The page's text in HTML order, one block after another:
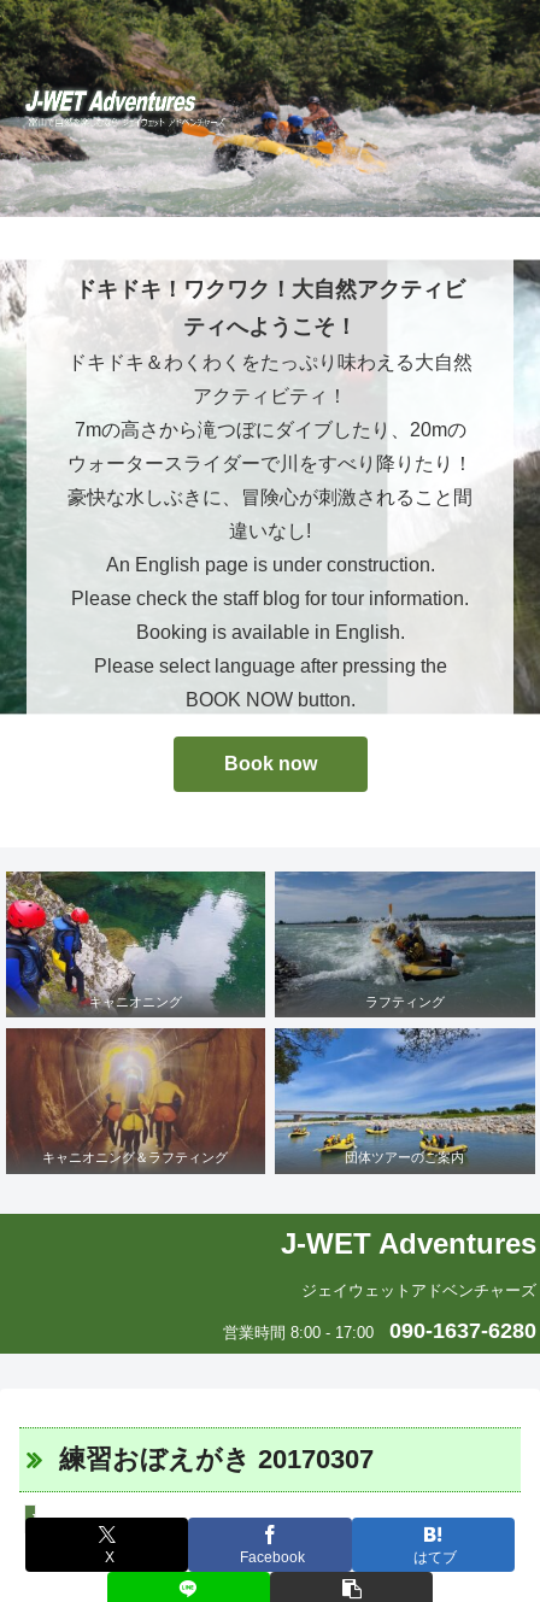
ドキドキ！ワクワク！大自然アクティビ
ティへようこそ！
ドキドキ＆わくわくをたっぷり味わえる大自然
アクティビティ！
7mの高さから滝つぼにダイブしたり、20mの
ウォータースライダーで川をすべり降りたり！
豪快な水しぶきに、冒険心が刺激されること間
違いなし!
An English page is under construction.
Please check the staff blog for tour information.
Booking is available in English.
Please select language after pressing the
BOOK NOW button.
Book now
キャニオニング ラフティング
キャニオニング＆ラフティング 団体ツアーのご案内
J-WET Adventures
ジェイウェットアドベンチャーズ
営業時間 8:00 - 17:00 090-1637-6280
練習おぼえがき 20170307
J-WETインド支部～ヨガのこころ～
X Facebook はてブ